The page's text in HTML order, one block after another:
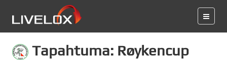
Tapahtuma: Røykencup